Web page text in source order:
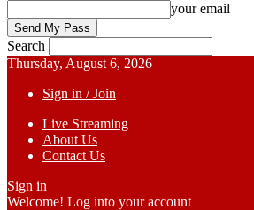
your email
Search
Thursday, August 6, 2026
Sign in / Join
Live Streaming
About Us
Contact Us
Sign in
Welcome! Log into your account